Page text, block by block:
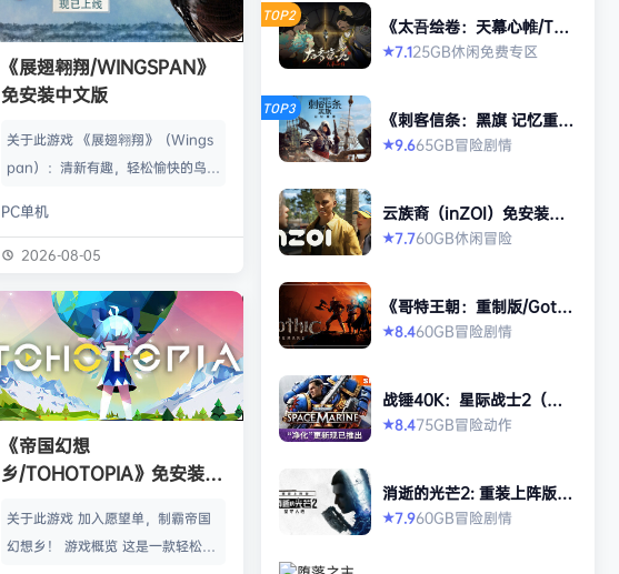
空中飞翔交汇的世界。在这个世界
里，诞生了一小片漆黑的暗影。最
初…
《展翅翱翔/WINGSPAN》
免安装中文版
关于此游戏 《展翅翱翔》（Wings
pan）：清新有趣，轻松愉快的鸟类
类百科，适合1-5名玩家游玩。 玩家
交流QQ群：904265419 《展翅翱
版改编，曾荣获2019年德国年度桌
面游戏奖，权威桌游网站BBG家庭
类桌游位列世界第一。 你们是一群
鸟类发烧友——研究员、鸟类观察
家、鸟类学家和收藏家——你们一直
在寻觅并试图吸引那些最美丽…
PC单机
2026-08-05
《帝国幻想
乡/TOHOTOPIA》免安装中
关于此游戏 加入愿望单，制霸帝国
幻想乡！ 游戏概览 这是一款轻松休
TOP2
《太吾绘卷：天幕心帷/The
Scroll of Taiwu : Beyond
The Dom》免安装中文版
★7.125GB休闲免费专区
TOP3
《刺客信条：黑旗 记忆重
置-虚拟机版/Assassin’s Cr
eed Black Flag Resynced
★9.665GB冒险剧情
云族裔（inZOI）免安装中
文版
★7.760GB休闲冒险
《哥特王朝：重制版/Gothi
c 1 Remake》免安装中文
版
★8.460GB冒险剧情
战锤40K：星际战士2（Wa
rhammer 40,000: Space
Marine 2）免安装中文版
★8.475GB冒险动作
消逝的光芒2: 重装上阵版
（Dying Light 2 Stay Hu
man: Reloaded Edition）
★7.960GB冒险剧情